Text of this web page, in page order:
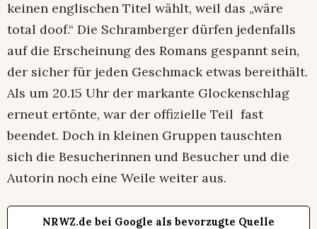
keinen englischen Titel wählt, weil das „wäre
total doof.“ Die Schramberger dürfen jedenfalls
auf die Erscheinung des Romans gespannt sein,
der sicher für jeden Geschmack etwas bereithält.
Als um 20.15 Uhr der markante Glockenschlag
erneut ertönte, war der offizielle Teil fast
beendet. Doch in kleinen Gruppen tauschten
sich die Besucherinnen und Besucher und die
Autorin noch eine Weile weiter aus.
NRWZ.de bei Google als bevorzugte Quelle